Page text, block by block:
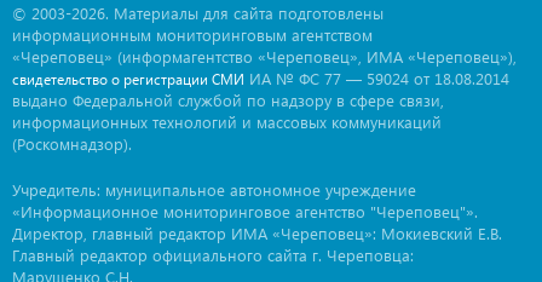
© 2003-2026. Материалы для сайта подготовлены
информационным мониторинговым агентством
«Череповец» (информагентство «Череповец», ИМА «Череповец»),
свидетельство о регистрации СМИ ИА № ФС 77 — 59024 от 18.08.2014
выдано Федеральной службой по надзору в сфере связи,
информационных технологий и массовых коммуникаций
(Роскомнадзор).
Учредитель: муниципальное автономное учреждение
«Информационное мониторинговое агентство "Череповец"».
Директор, главный редактор ИМА «Череповец»: Мокиевский Е.В.
Главный редактор официального сайта г. Череповца:
Марущенко С.Н.